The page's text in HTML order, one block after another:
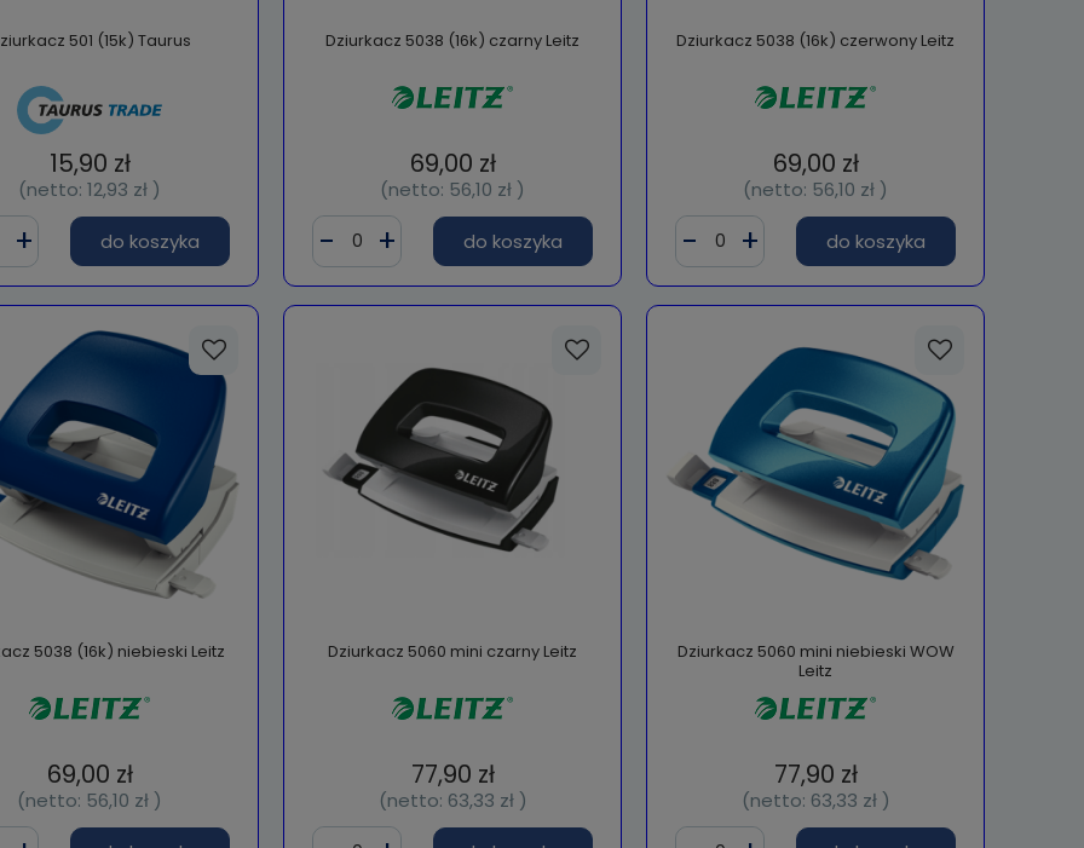
501 (15k) Taurus
15,90 zł
(netto: 12,93 zł )
do koszyka
Dziurkacz 5038 (16k) czarny Leitz
69,00 zł
(netto: 56,10 zł )
do koszyka
Dziurkacz 5038 (16k) czerwony Leitz
69,00 zł
(netto: 56,10 zł )
do koszyka
5038 (16k) niebieski Leitz
69,00 zł
(netto: 56,10 zł )
Dziurkacz 5060 mini czarny Leitz
77,90 zł
(netto: 63,33 zł)
Dziurkacz 5060 mini niebieski WOW
Leitz
77,90 zł
(netto: 63,33 zł)